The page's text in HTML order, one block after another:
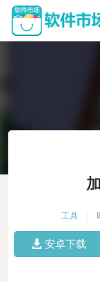
工具
安卓下载